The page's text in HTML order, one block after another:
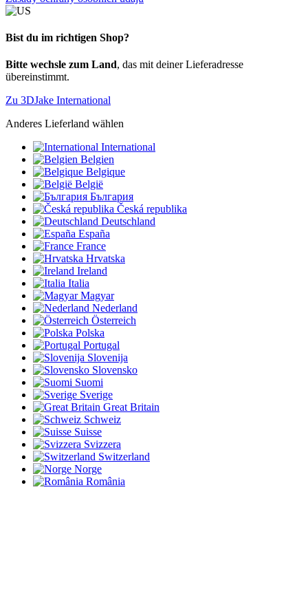
Bist du im richtigen Shop?
Bitte wechsle zum Land, das mit deiner Lieferadresse
übereinstimmt.
Zu 3DJake International
Anderes Lieferland wählen
International
Belgien
Belgique
België
България
Česká republika
Deutschland
España
France
Hrvatska
Ireland
Italia
Magyar
Nederland
Österreich
Polska
Portugal
Slovenija
Slovensko
Suomi
Sverige
Great Britain
Schweiz
Suisse
Svizzera
Switzerland
Norge
România